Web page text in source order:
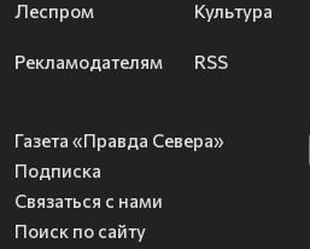
Леспром
Культура
Рекламодателям RSS
Газета «Правда Севера»
Подписка
Связаться с нами
Поиск по сайту